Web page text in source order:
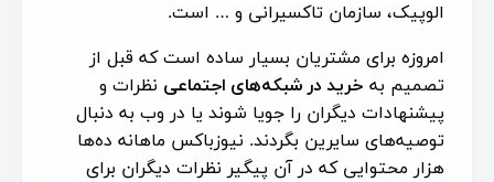
الوپیک، سازمان تاکسیرانی و … است.
امروزه برای مشتریان بسیار ساده است که قبل از
تصمیم به خرید در شبکه‌های اجتماعی نظرات و
پیشنهادات دیگران را جویا شوند یا در وب به دنبال
توصیه‌های سایرین بگردند. نیوزباکس ماهانه ده‌ها
هزار محتوایی که در آن پیگیر نظرات دیگران برای